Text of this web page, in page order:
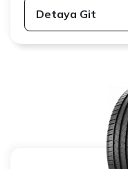
Detaya Git